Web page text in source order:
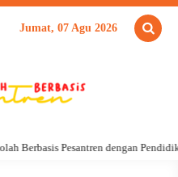
Jumat, 07 Agu 2026
Berbasis Pesantren dengan